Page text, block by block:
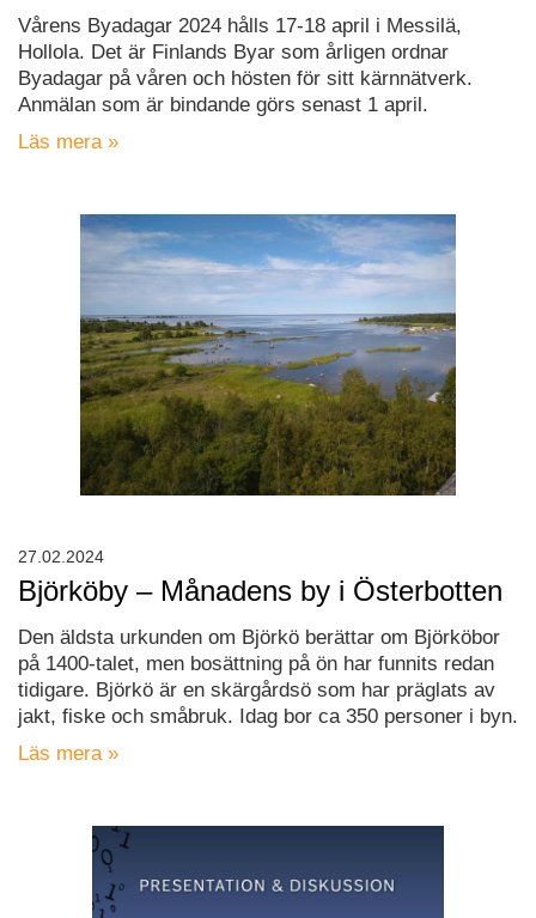
Vårens Byadagar 2024 hålls 17-18 april i Messilä,
Hollola. Det är Finlands Byar som årligen ordnar
Byadagar på våren och hösten för sitt kärnnätverk.
Anmälan som är bindande görs senast 1 april.
Läs mera »
Björköby – Månadens by i Österbotten
Den äldsta urkunden om Björkö berättar om Björköbor
på 1400-talet, men bosättning på ön har funnits redan
tidigare. Björkö är en skärgårdsö som har präglats av
jakt, fiske och småbruk. Idag bor ca 350 personer i byn.
Läs mera »
27.02.2024